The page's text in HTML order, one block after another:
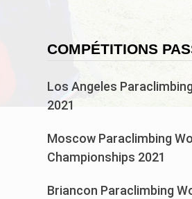
COMPÉTITIONS
Los Angeles
2021
Moscow Paraclimbing
Championships 2021
Briancon Paraclimbing